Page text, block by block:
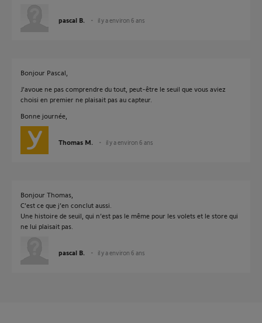
pascal B. il y a environ 6 ans
Bonjour Pascal,
J'avoue ne pas comprendre du tout, peut-être le seuil que vous aviez
choisi en premier ne plaisait pas au capteur.
Bonne journée,
Thomas M. il y a environ 6 ans
Bonjour Thomas,
C’est ce que j’en conclut aussi.
Une histoire de seuil, qui n’est pas le même pour les volets et le store qui
ne lui plaisait pas.
pascal B. il y a environ 6 ans